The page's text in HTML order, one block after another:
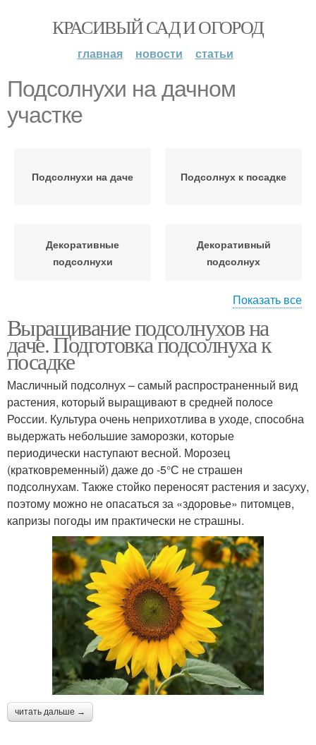
КРАСИВЫЙ САД И ОГОРОД
главная новости статьи
Подсолнухи на дачном
участке
Подсолнухи на даче Подсолнух к посадке
Декоративные
подсолнухи
Декоративный
подсолнух
Подсолнух с чем Соседи для подсолнуха
Показать все
Выращивание подсолнухов на
даче. Подготовка подсолнуха к
посадке
Масличный подсолнух – самый распространенный вид
растения, который выращивают в средней полосе
России. Культура очень неприхотлива в уходе, способна
выдержать небольшие заморозки, которые
периодически наступают весной. Морозец
(кратковременный) даже до -5°С не страшен
подсолнухам. Также стойко переносят растения и засуху,
поэтому можно не опасаться за «здоровье» питомцев,
капризы погоды им практически не страшны.
читать дальше →